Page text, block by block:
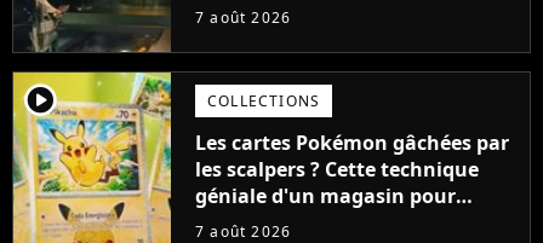
aurait pu être encore pire à
7 août 2026
player2 COLLECTIONS
Les cartes Pokémon gâchées par
les scalpers ? Cette technique
géniale d'un magasin pour
ruiner les revendeurs
7 août 2026